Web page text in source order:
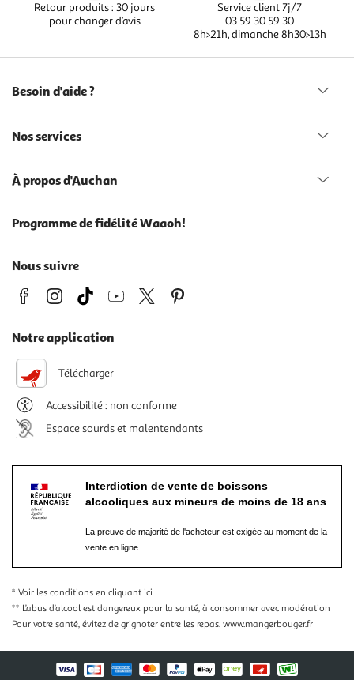
Retour produits : 30 jours
pour changer d’avis
Service client 7j/7
03 59 30 59 30
8h>21h, dimanche 8h30>13h
Besoin d'aide ?
Nos services
À propos d'Auchan
Programme de fidélité Waaoh!
Nous suivre
Notre application
Télécharger
Accessibilité : non conforme
Espace sourds et malentendants
Interdiction de vente de boissons
alcooliques aux mineurs de moins de 18 ans
La preuve de majorité de l'acheteur est exigée au moment de la
vente en ligne.
* Voir les conditions en cliquant ici
** L’abus d’alcool est dangereux pour la santé, à consommer avec modération
Pour votre santé, évitez de grignoter entre les repas. www.mangerbouger.fr